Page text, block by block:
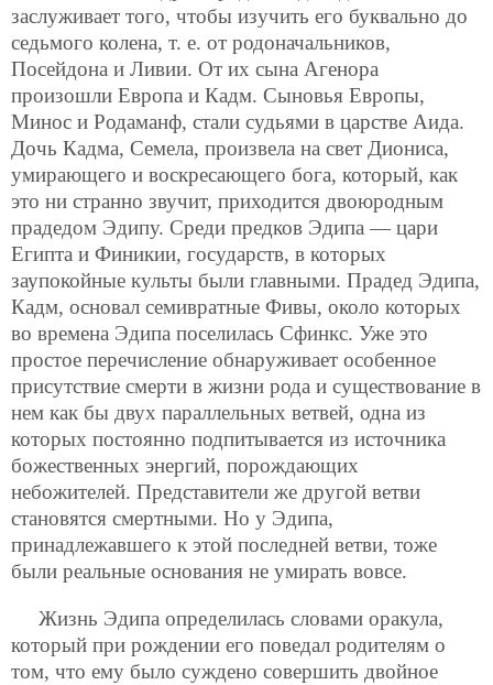
заслуживает того, чтобы изучить его буквально до
седьмого колена, т. е. от родоначальников,
Посейдона и Ливии. От их сына Агенора
произошли Европа и Кадм. Сыновья Европы,
Минос и Родаманф, стали судьями в царстве Аида.
Дочь Кадма, Семела, произвела на свет Диониса,
умирающего и воскресающего бога, который, как
это ни странно звучит, приходится двоюродным
прадедом Эдипу. Среди предков Эдипа — цари
Египта и Финикии, государств, в которых
заупокойные культы были главными. Прадед Эдипа,
Кадм, основал семивратные Фивы, около которых
во времена Эдипа поселилась Сфинкс. Уже это
простое перечисление обнаруживает особенное
присутствие смерти в жизни рода и существование в
нем как бы двух параллельных ветвей, одна из
которых постоянно подпитывается из источника
божественных энергий, порождающих
небожителей. Представители же другой ветви
становятся смертными. Но у Эдипа,
принадлежавшего к этой последней ветви, тоже
были реальные основания не умирать вовсе.
Жизнь Эдипа определилась словами оракула,
который при рождении его поведал родителям о
том, что ему было суждено совершить двойное